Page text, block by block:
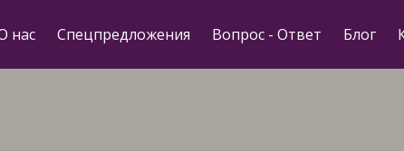
нас Спецпредложения Вопрос - Ответ Блог